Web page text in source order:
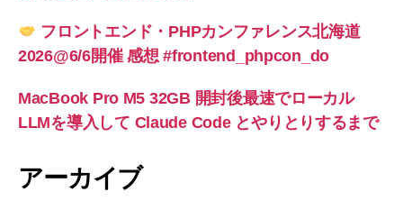
フロントエンド・PHPカンファレンス北海道
2026@6/6開催 感想 #frontend_phpcon_do
MacBook Pro M5 32GB 開封後最速でローカル
LLMを導入して Claude Code とやりとりするまで
アーカイブ